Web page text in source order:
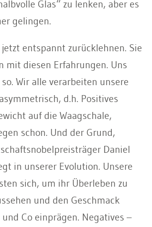
Glas“ zu lenken, aber es
gelingen.
entspannt zurücklehnen. Sie
mit diesen Erfahrungen. Uns
Wir alle verarbeiten unsere
d.h. Positives
auf die Waagschale,
schon. Und der Grund,
Daniel
in unserer Evolution. Unsere
sich, um ihr Überleben zu
und den Geschmack
Co einprägen. Negatives –